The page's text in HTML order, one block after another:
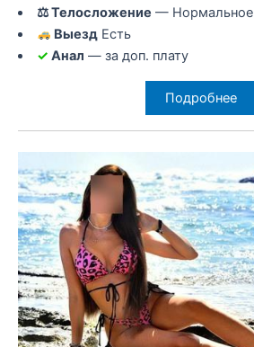
⚖ Телосложение — Нормальное
Выезд Есть
✓ Анал — за доп. плату
Подробнее